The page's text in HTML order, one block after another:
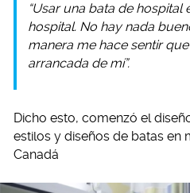
“Usar una bata de hospital
hospital. No hay nada
manera me hace sentir
arrancada de mí”.
Dicho esto, comenzó el
estilos y diseños de batas en
Canadá